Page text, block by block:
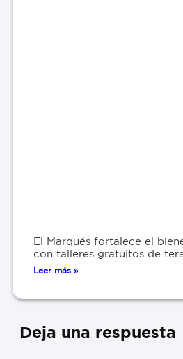
El Marqués fortalece el
con talleres gratuitos de
Leer más »
Deja una respuesta